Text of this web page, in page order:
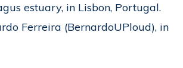
estuary, in Lisbon, Portugal.
Ferreira (BernardoUPloud), in